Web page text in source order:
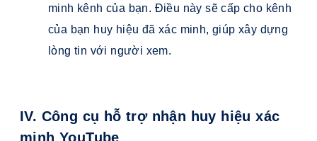
minh kênh của bạn. Điều này sẽ cấp cho kênh
của bạn huy hiệu đã xác minh, giúp xây dựng
lòng tin với người xem.
IV. Công cụ hỗ trợ nhận huy hiệu xác
minh YouTube